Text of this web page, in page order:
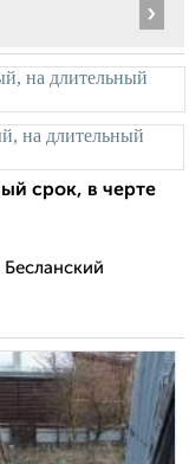
›
срок, в черте